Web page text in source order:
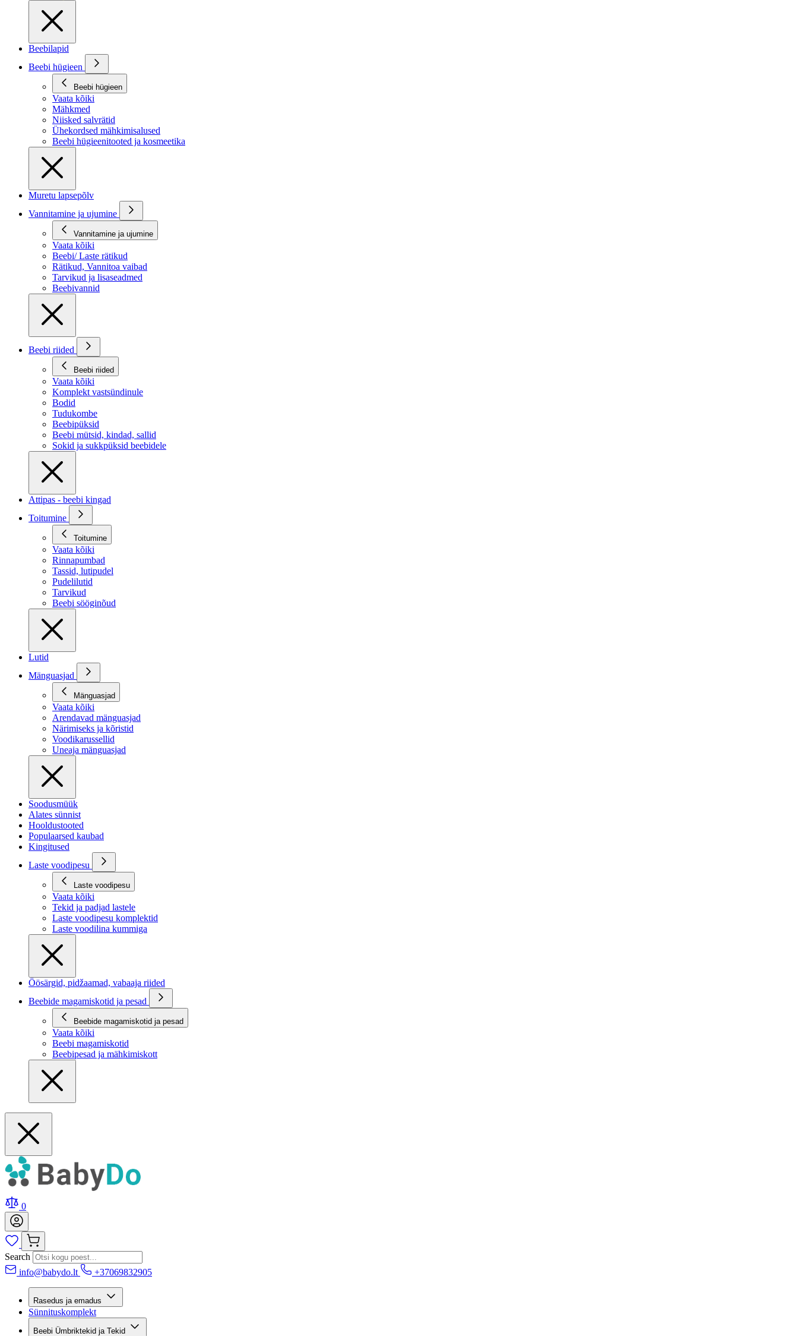
Beebilapid
Beebi hügieen
Beebi hügieen
Vaata kõiki
Mähkmed
Niisked salvrätid
Ühekordsed mähkimisalused
Beebi hügieenitooted ja kosmeetika
Muretu lapsepõlv
Vannitamine ja ujumine
Vannitamine ja ujumine
Vaata kõiki
Beebi/ Laste rätikud
Rätikud, Vannitoa vaibad
Tarvikud ja lisaseadmed
Beebivannid
Beebi riided
Beebi riided
Vaata kõiki
Komplekt vastsündinule
Bodid
Tudukombe
Beebipüksid
Beebi mütsid, kindad, sallid
Sokid ja sukkpüksid beebidele
Attipas - beebi kingad
Toitumine
Toitumine
Vaata kõiki
Rinnapumbad
Tassid, lutipudel
Pudelilutid
Tarvikud
Beebi sööginõud
Lutid
Mänguasjad
Mänguasjad
Vaata kõiki
Arendavad mänguasjad
Närimiseks ja kõristid
Voodikarussellid
Uneaja mänguasjad
Soodusmüük
Alates sünnist
Hooldustooted
Populaarsed kaubad
Kingitused
Laste voodipesu
Laste voodipesu
Vaata kõiki
Tekid ja padjad lastele
Laste voodipesu komplektid
Laste voodilina kummiga
Öösärgid, pidžaamad, vabaaja riided
Beebide magamiskotid ja pesad
Beebide magamiskotid ja pesad
Vaata kõiki
Beebi magamiskotid
Beebipesad ja mähkimiskott
0
Search
info@babydo.lt
+37069832905
Rasedus ja emadus
Sünnituskomplekt
Beebi Ümbriktekid ja Tekid